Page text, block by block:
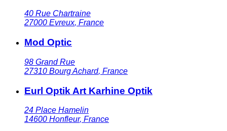
40 Rue Chartraine
27000 Evreux, France
Mod Optic
98 Grand Rue
27310 Bourg Achard, France
Eurl Optik Art Karhine Optik
24 Place Hamelin
14600 Honfleur, France